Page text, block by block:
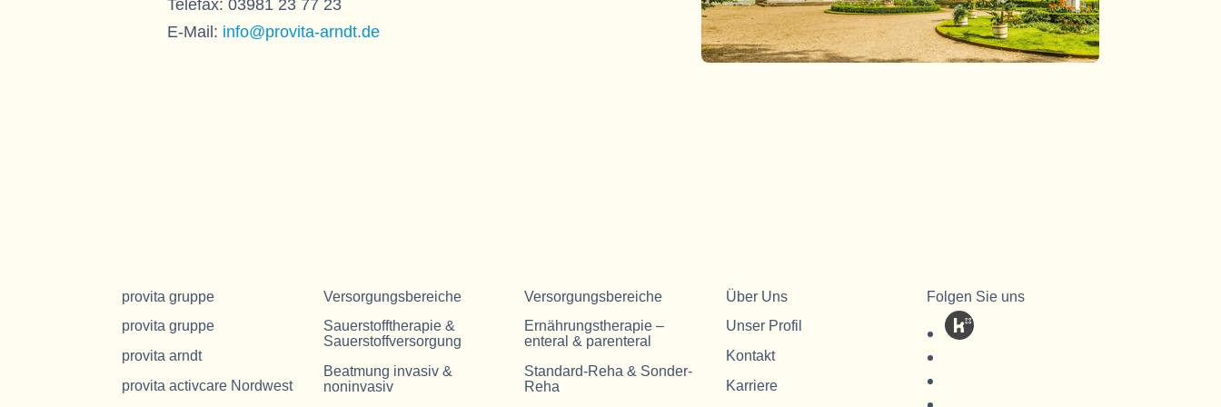
Telefax: 03981 23 77 23
E-Mail: info@provita-arndt.de
provita gruppe
provita gruppe
provita arndt
provita activcare Nordwest
Versorgungsbereiche
Sauerstofftherapie &
Sauerstoffversorgung
Beatmung invasiv &
noninvasiv
Versorgungsbereiche
Ernährungstherapie –
enteral & parenteral
Standard-Reha & Sonder-
Reha
Über Uns
Unser Profil
Kontakt
Karriere
Folgen Sie uns